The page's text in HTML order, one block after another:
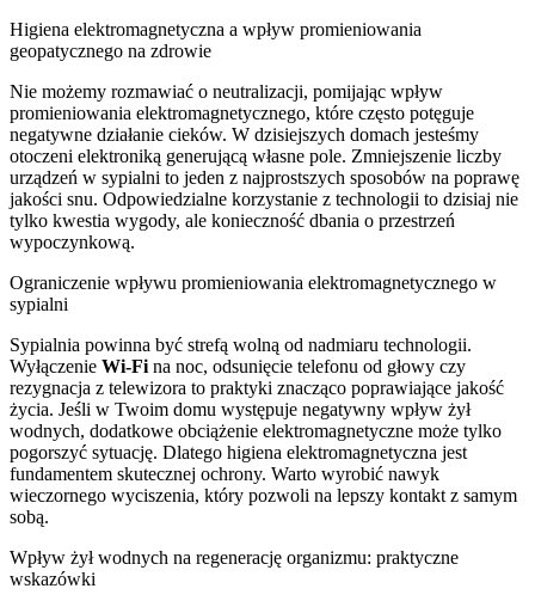
Higiena elektromagnetyczna a wpływ promieniowania
geopatycznego na zdrowie
Nie możemy rozmawiać o neutralizacji, pomijając wpływ
promieniowania elektromagnetycznego, które często potęguje
negatywne działanie cieków. W dzisiejszych domach jesteśmy
otoczeni elektroniką generującą własne pole. Zmniejszenie liczby
urządzeń w sypialni to jeden z najprostszych sposobów na poprawę
jakości snu. Odpowiedzialne korzystanie z technologii to dzisiaj nie
tylko kwestia wygody, ale konieczność dbania o przestrzeń
wypoczynkową.
Ograniczenie wpływu promieniowania elektromagnetycznego w
sypialni
Sypialnia powinna być strefą wolną od nadmiaru technologii.
Wyłączenie Wi-Fi na noc, odsunięcie telefonu od głowy czy
rezygnacja z telewizora to praktyki znacząco poprawiające jakość
życia. Jeśli w Twoim domu występuje negatywny wpływ żył
wodnych, dodatkowe obciążenie elektromagnetyczne może tylko
pogorszyć sytuację. Dlatego higiena elektromagnetyczna jest
fundamentem skutecznej ochrony. Warto wyrobić nawyk
wieczornego wyciszenia, który pozwoli na lepszy kontakt z samym
sobą.
Wpływ żył wodnych na regenerację organizmu: praktyczne
wskazówki